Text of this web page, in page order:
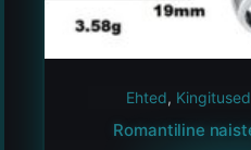
Ehted, Kingitused
Romantiline